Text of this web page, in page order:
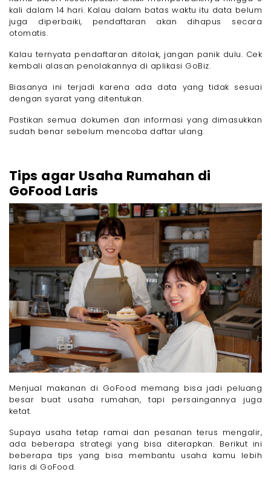
kali dalam 14 hari. Kalau dalam batas waktu itu data belum
juga diperbaiki, pendaftaran akan dihapus secara
otomatis.
Kalau ternyata pendaftaran ditolak, jangan panik dulu. Cek
kembali alasan penolakannya di aplikasi GoBiz.
Biasanya ini terjadi karena ada data yang tidak sesuai
dengan syarat yang ditentukan.
Pastikan semua dokumen dan informasi yang dimasukkan
sudah benar sebelum mencoba daftar ulang.
Tips agar Usaha Rumahan di
GoFood Laris
Menjual makanan di GoFood memang bisa jadi peluang
besar buat usaha rumahan, tapi persaingannya juga
ketat.
Supaya usaha tetap ramai dan pesanan terus mengalir,
ada beberapa strategi yang bisa diterapkan. Berikut ini
beberapa tips yang bisa membantu usaha kamu lebih
laris di GoFood.